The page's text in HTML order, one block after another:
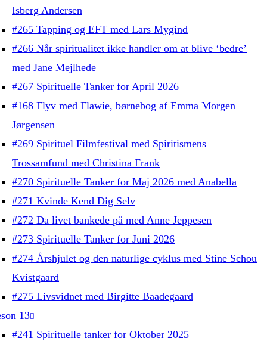
Isberg Andersen
#265 Tapping og EFT med Lars Mygind
#266 Når spiritualitet ikke handler om at blive ‘bedre’
med Jane Mejlhede
#267 Spirituelle Tanker for April 2026
#168 Flyv med Flawie, børnebog af Emma Morgen
Jørgensen
#269 Spirituel Filmfestival med Spiritismens
Trossamfund med Christina Frank
#270 Spirituelle Tanker for Maj 2026 med Anabella
#271 Kvinde Kend Dig Selv
#272 Da livet bankede på med Anne Jeppesen
#273 Spirituelle Tanker for Juni 2026
#274 Årshjulet og den naturlige cyklus med Stine Schou
Kvistgaard
#275 Livsvidnet med Birgitte Baadegaard
13
#241 Spirituelle tanker for Oktober 2025